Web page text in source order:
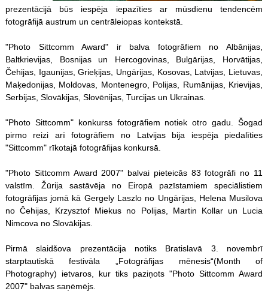
prezentācijā būs iespēja iepazīties ar mūsdienu tendencēm
fotogrāfijā austrum un centrāleiopas kontekstā.
"Photo Sittcomm Award" ir balva fotogrāfiem no Albānijas,
Baltkrievijas, Bosnijas un Hercogovinas, Bulgārijas, Horvātijas,
Čehijas, Igaunijas, Grieķijas, Ungārijas, Kosovas, Latvijas, Lietuvas,
Maķedonijas, Moldovas, Montenegro, Polijas, Rumānijas, Krievijas,
Serbijas, Slovākijas, Slovēnijas, Turcijas un Ukrainas.
"Photo Sittcomm" konkurss fotogrāfiem notiek otro gadu. Šogad
pirmo reizi arī fotogrāfiem no Latvijas bija iespēja piedalīties
"Sittcomm" rīkotajā fotogrāfijas konkursā.
"Photo Sittcomm Award 2007" balvai pieteicās 83 fotogrāfi no 11
valstīm. Žūrija sastāvēja no Eiropā pazīstamiem speciālistiem
fotogrāfijas jomā kā Gergely Laszlo no Ungārijas, Helena Musilova
no Čehijas, Krzysztof Miekus no Polijas, Martin Kollar un Lucia
Nimcova no Slovākijas.
Pirmā slaidšova prezentācija notiks Bratislavā 3. novembrī
starptautiskā festivāla „Fotogrāfijas mēnesis“(Month of
Photography) ietvaros, kur tiks paziņots "Photo Sittcomm Award
2007" balvas saņēmējs.